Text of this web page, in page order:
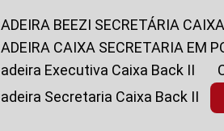
CADEIRA BEEZI SECRETÁRIA
CADEIRA CAIXA SECRETARIA EM
Cadeira Executiva Caixa Back II
Cadeira Secretaria Caixa Back II